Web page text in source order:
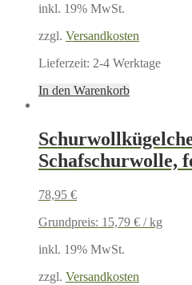
inkl. 19% MwSt.
zzgl. Versandkosten
Lieferzeit: 2-4 Werktage
In den Warenkorb
Schafschurwolle,
78,95 €
Grundpreis: 15,79 € /kg
inkl. 19% MwSt.
zzgl. Versandkosten